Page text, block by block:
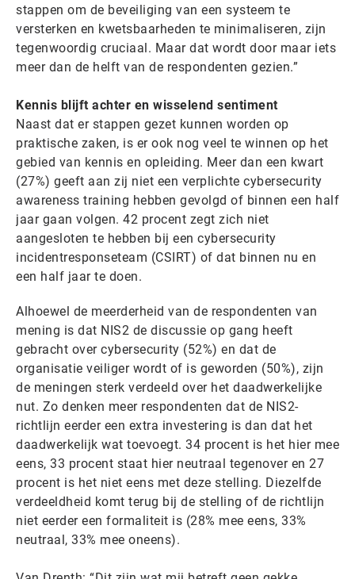
stappen om de beveiliging van een systeem te
versterken en kwetsbaarheden te minimaliseren, zijn
tegenwoordig cruciaal. Maar dat wordt door maar iets
meer dan de helft van de respondenten gezien.”
Kennis blijft achter en wisselend sentiment
Naast dat er stappen gezet kunnen worden op
praktische zaken, is er ook nog veel te winnen op het
gebied van kennis en opleiding. Meer dan een kwart
(27%) geeft aan zij niet een verplichte cybersecurity
awareness training hebben gevolgd of binnen een half
jaar gaan volgen. 42 procent zegt zich niet
aangesloten te hebben bij een cybersecurity
incidentresponseteam (CSIRT) of dat binnen nu en
een half jaar te doen.
Alhoewel de meerderheid van de respondenten van
mening is dat NIS2 de discussie op gang heeft
gebracht over cybersecurity (52%) en dat de
organisatie veiliger wordt of is geworden (50%), zijn
de meningen sterk verdeeld over het daadwerkelijke
nut. Zo denken meer respondenten dat de NIS2-
richtlijn eerder een extra investering is dan dat het
daadwerkelijk wat toevoegt. 34 procent is het hier mee
eens, 33 procent staat hier neutraal tegenover en 27
procent is het niet eens met deze stelling. Diezelfde
verdeeldheid komt terug bij de stelling of de richtlijn
niet eerder een formaliteit is (28% mee eens, 33%
neutraal, 33% mee oneens).